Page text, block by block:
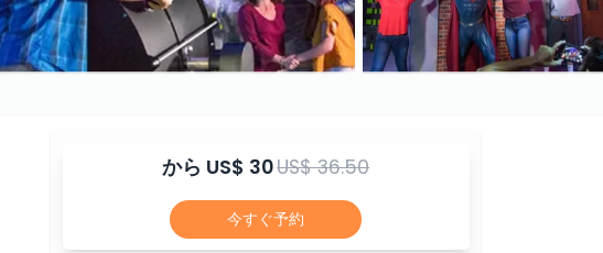
から US$ 30US$ 36.50
今すぐ予約